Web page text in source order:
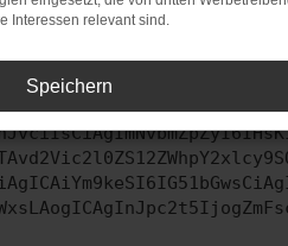
versucht hast, kontaktiere uns
Interessen relevant sind.
Speichern